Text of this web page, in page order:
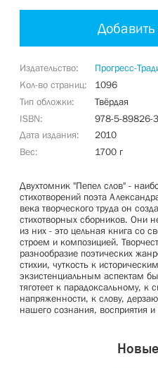
Добавить
Издательство
Прогресс-
Кол-во страниц
1096
Тип обложки
Твёрдая
ISBN
978-5-89826-
Дата издания
2010
Вес
1700 г
Двухтомник "Пепел слов" -
стихотворений поэта
века творческого труда он
стихотворных сборников. Они
из них - это цельная книга со
строем и композицией.
разнообразие поэтических
стихии, чуткость к
экзистенциальным аспектам
тяготеет к парадоксальному, к
напряженности, к слову,
нашего сознания, восприятия